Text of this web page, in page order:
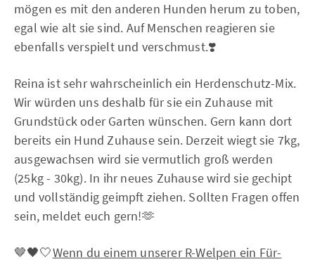
mögen es mit den anderen Hunden herum zu toben,
egal wie alt sie sind. Auf Menschen reagieren sie
ebenfalls verspielt und verschmust.❣️
Reina ist sehr wahrscheinlich ein Herdenschutz-Mix.
Wir würden uns deshalb für sie ein Zuhause mit
Grundstück oder Garten wünschen. Gern kann dort
bereits ein Hund Zuhause sein. Derzeit wiegt sie 7kg,
ausgewachsen wird sie vermutlich groß werden
(25kg - 30kg). In ihr neues Zuhause wird sie gechipt
und vollständig geimpft ziehen. Sollten Fragen offen
sein, meldet euch gern!🫶
🤎🖤🤍Wenn du einem unserer R-Welpen ein Für-